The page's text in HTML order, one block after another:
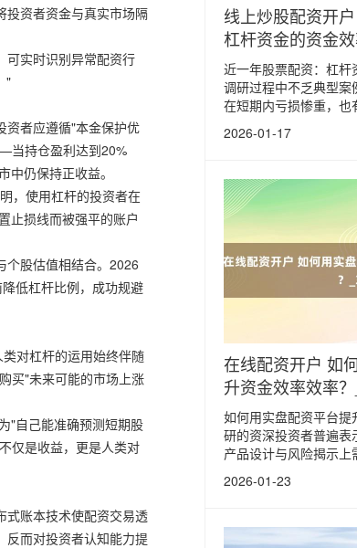
投资者资金与真实市场隔
可实时识别异常配资行
"
资者应遵循"本金保护优
当持仓盈利达到20%
仍保持正收益。
，使用杠杆的投资者在
止损线而被强平的账户
个股估值相结合。2026
低杠杆比例，成功规避
对杠杆的运用始终伴随
买"未来可能的市场上涨
"自己能准确预测短期股
仅是收益，更是人类对
式账本技术使配资交易透
反而对投资者认知能力提
线上炒股配资开
杠杆资金的资金
近一年股票配资：杠
调研过程中不乏典型
在短期内亏损惨重，也
2026-01-17
在线配资开户 如
升资金效率效率
如何用实盘配资平台
研的资深投资者普遍
产品设计与风险揭示上
2026-01-23